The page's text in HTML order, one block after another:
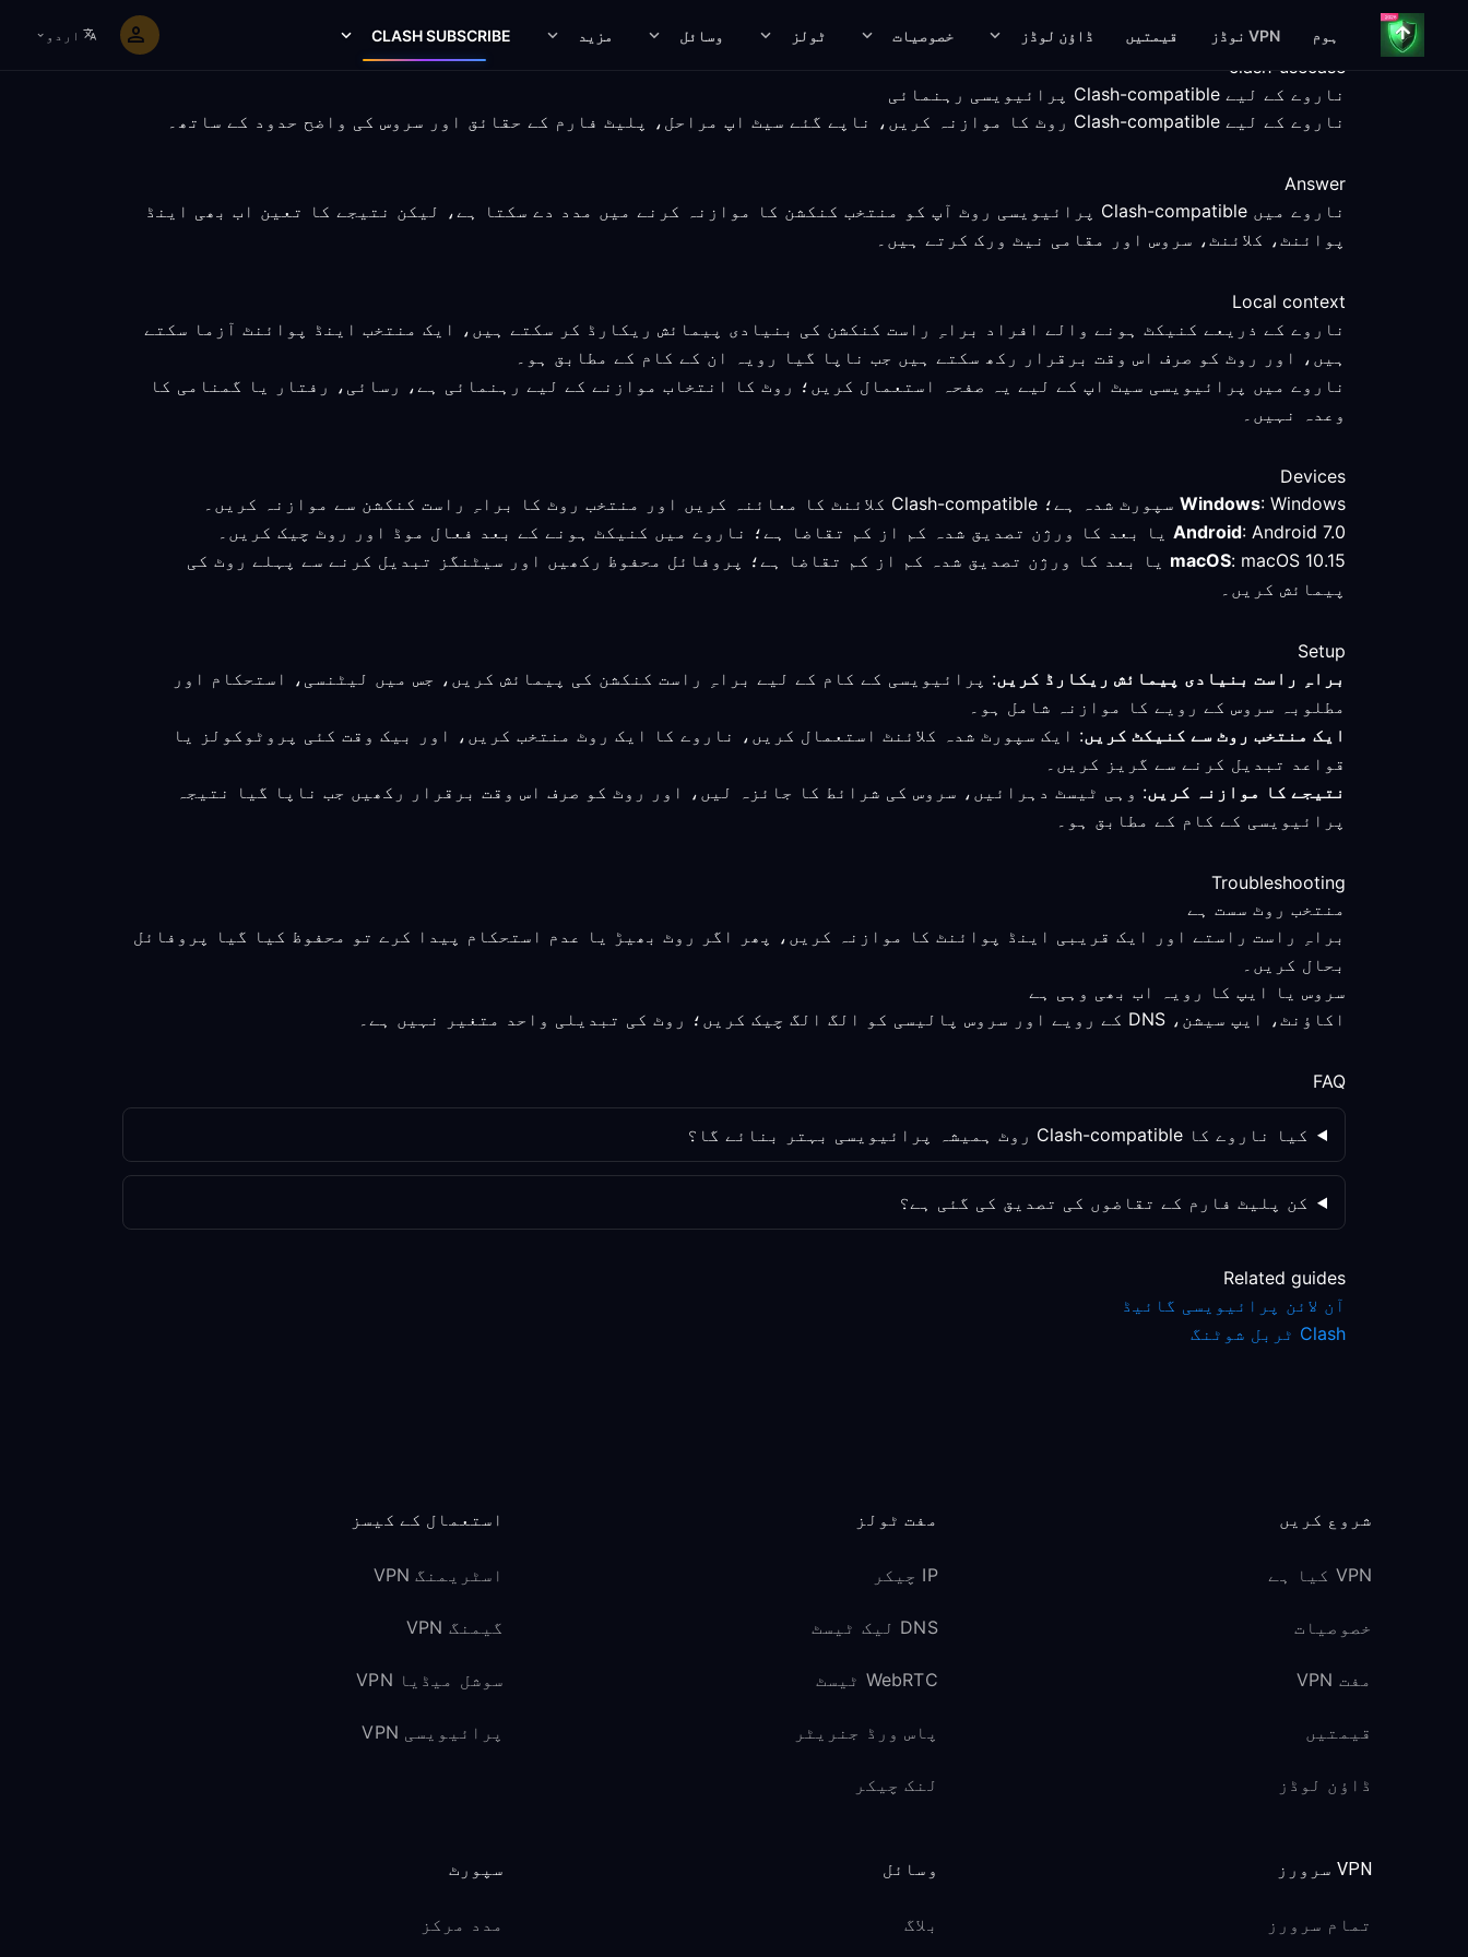
ہوم VPN نوڈز قیمتیں ڈاؤن لوڈز خصوصیات ٹولز وسائل مزید CLASH SUBSCRIBE اردو
clash-usecase
ناروے کے لیے Clash-compatible پرائیویسی رہنمائی
ناروے کے لیے Clash-compatible روٹ کا موازنہ کریں، ناپے گئے سیٹ اپ مراحل، پلیٹ فارم کے حقائق اور سروس کی واضح حدود کے ساتھ۔
Answer
ناروے میں Clash-compatible پرائیویسی روٹ آپ کو منتخب کنکشن کا موازنہ کرنے میں مدد دے سکتا ہے، لیکن نتیجے کا تعین اب بھی اینڈ
پوائنٹ، کلائنٹ، سروس اور مقامی نیٹ ورک کرتے ہیں۔
Local context
ناروے کے ذریعے کنیکٹ ہونے والے افراد براہِ راست کنکشن کی بنیادی پیمائش ریکارڈ کر سکتے ہیں، ایک منتخب اینڈ پوائنٹ آزما سکتے
ہیں، اور روٹ کو صرف اس وقت برقرار رکھ سکتے ہیں جب ناپا گیا رویہ ان کے کام کے مطابق ہو۔
ناروے میں پرائیویسی سیٹ اپ کے لیے یہ صفحہ استعمال کریں؛ روٹ کا انتخاب موازنے کے لیے رہنمائی ہے، رسائی، رفتار یا گمنامی کا
وعدہ نہیں۔
Devices
Windows: Windows سپورٹ شدہ ہے؛ Clash-compatible کلائنٹ کا معائنہ کریں اور منتخب روٹ کا براہِ راست کنکشن سے موازنہ کریں۔
Android: Android 7.0 یا بعد کا ورژن تصدیق شدہ کم از کم تقاضا ہے؛ ناروے میں کنیکٹ ہونے کے بعد فعال موڈ اور روٹ چیک کریں۔
macOS : macOS 10.15 یا بعد کا ورژن تصدیق شدہ کم از کم تقاضا ہے؛ پروفائل محفوظ رکھیں اور سیٹنگز تبدیل کرنے سے پہلے روٹ کی
پیمائش کریں۔
Setup
براہِ راست بنیادی پیمائش ریکارڈ کریں: پرائیویسی کے کام کے لیے براہِ راست کنکشن کی پیمائش کریں، جس میں لیٹنسی، استحکام اور
مطلوبہ سروس کے رویے کا موازنہ شامل ہو۔
ایک منتخب روٹ سے کنیکٹ کریں: ایک سپورٹ شدہ کلائنٹ استعمال کریں، ناروے کا ایک روٹ منتخب کریں، اور بیک وقت کئی پروٹوکولز یا
قواعد تبدیل کرنے سے گریز کریں۔
نتیجے کا موازنہ کریں: وہی ٹیسٹ دہرائیں، سروس کی شرائط کا جائزہ لیں، اور روٹ کو صرف اس وقت برقرار رکھیں جب ناپا گیا نتیجہ
پرائیویسی کے کام کے مطابق ہو۔
Troubleshooting
منتخب روٹ سست ہے
براہِ راست راستے اور ایک قریبی اینڈ پوائنٹ کا موازنہ کریں، پھر اگر روٹ بھیڑ یا عدم استحکام پیدا کرے تو محفوظ کیا گیا پروفائل
بحال کریں۔
سروس یا ایپ کا رویہ اب بھی وہی ہے
اکاؤنٹ، ایپ سیشن، DNS کے رویے اور سروس پالیسی کو الگ الگ چیک کریں؛ روٹ کی تبدیلی واحد متغیر نہیں ہے۔
FAQ
کیا ناروے کا Clash-compatible روٹ ہمیشہ پرائیویسی بہتر بنائے گا؟
کن پلیٹ فارم کے تقاضوں کی تصدیق کی گئی ہے؟
Related guides
آن لائن پرائیویسی گائیڈ
Clash ٹربل شوٹنگ
شروع کریں
VPN کیا ہے
خصوصیات
مفت VPN
قیمتیں
ڈاؤن لوڈز
مفت ٹولز
IP چیکر
DNS لیک ٹیسٹ
WebRTC ٹیسٹ
پاس ورڈ جنریٹر
لنک چیکر
استعمال کے کیسز
اسٹریمنگ VPN
گیمنگ VPN
سوشل میڈیا VPN
پرائیویسی VPN
VPN سرورز
تمام سرورز
وسائل
بلاگ
سپورٹ
مدد مرکز